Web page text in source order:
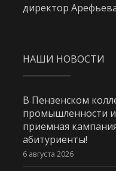
директор
НАШИ НОВОСТИ
В Пензенском
промышленности
приемная
абитуриенты!
6 августа 2026